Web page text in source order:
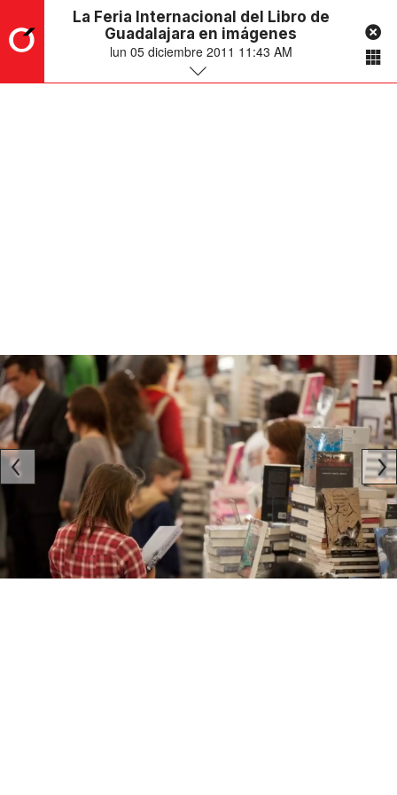
La Feria Internacional del Libro de
Guadalajara en imágenes
lun 05 diciembre 2011 11:43 AM